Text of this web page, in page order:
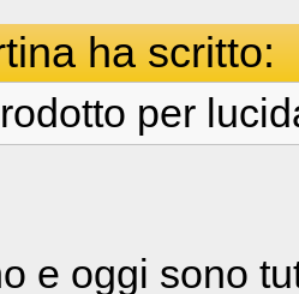
ha scritto:
per
e oggi sono